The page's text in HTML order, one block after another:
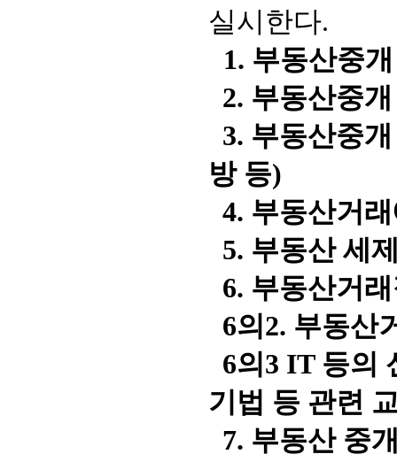
실시한다.
1. 부동산중
2. 부동산중
3. 부동산중
방 등)
4. 부동산거
5. 부동산 세
6. 부동산거
6의2. 부동산
6의3 IT 등의
기법 등 관련
7. 부동산 중